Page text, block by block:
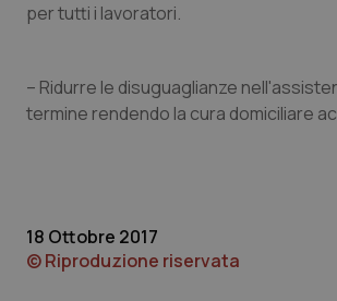
per tutti i lavoratori.
– Ridurre le disuguaglianze
termine rendendo la cura domiciliare
18 Ottobre 2017
© Riproduzione riservata